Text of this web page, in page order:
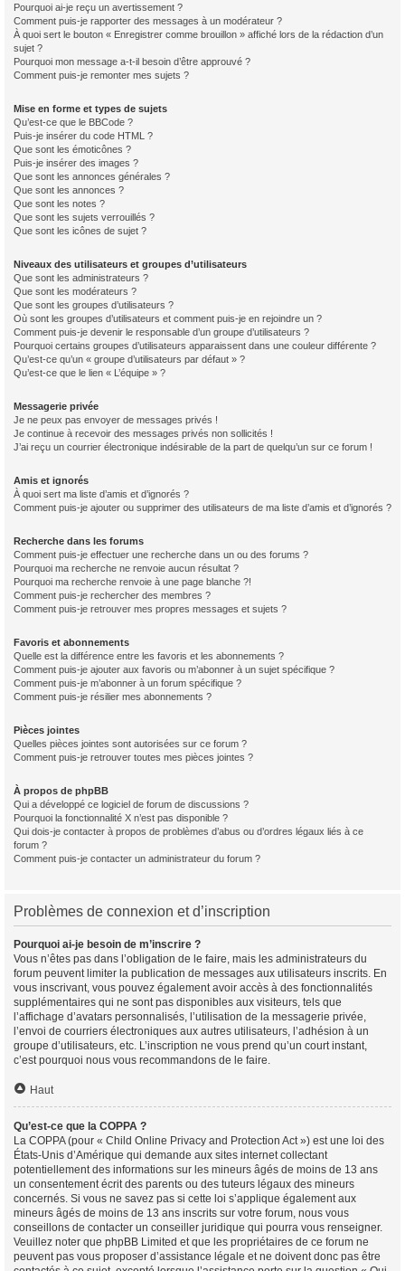
Pourquoi ai-je reçu un avertissement ?
Comment puis-je rapporter des messages à un modérateur ?
À quoi sert le bouton « Enregistrer comme brouillon » affiché lors de la rédaction d’un
sujet ?
Pourquoi mon message a-t-il besoin d’être approuvé ?
Comment puis-je remonter mes sujets ?
Mise en forme et types de sujets
Qu’est-ce que le BBCode ?
Puis-je insérer du code HTML ?
Que sont les émoticônes ?
Puis-je insérer des images ?
Que sont les annonces générales ?
Que sont les annonces ?
Que sont les notes ?
Que sont les sujets verrouillés ?
Que sont les icônes de sujet ?
Niveaux des utilisateurs et groupes d’utilisateurs
Que sont les administrateurs ?
Que sont les modérateurs ?
Que sont les groupes d’utilisateurs ?
Où sont les groupes d’utilisateurs et comment puis-je en rejoindre un ?
Comment puis-je devenir le responsable d’un groupe d’utilisateurs ?
Pourquoi certains groupes d’utilisateurs apparaissent dans une couleur différente ?
Qu’est-ce qu’un « groupe d’utilisateurs par défaut » ?
Qu’est-ce que le lien « L’équipe » ?
Messagerie privée
Je ne peux pas envoyer de messages privés !
Je continue à recevoir des messages privés non sollicités !
J’ai reçu un courrier électronique indésirable de la part de quelqu’un sur ce forum !
Amis et ignorés
À quoi sert ma liste d’amis et d’ignorés ?
Comment puis-je ajouter ou supprimer des utilisateurs de ma liste d’amis et d’ignorés ?
Recherche dans les forums
Comment puis-je effectuer une recherche dans un ou des forums ?
Pourquoi ma recherche ne renvoie aucun résultat ?
Pourquoi ma recherche renvoie à une page blanche ?!
Comment puis-je rechercher des membres ?
Comment puis-je retrouver mes propres messages et sujets ?
Favoris et abonnements
Quelle est la différence entre les favoris et les abonnements ?
Comment puis-je ajouter aux favoris ou m’abonner à un sujet spécifique ?
Comment puis-je m’abonner à un forum spécifique ?
Comment puis-je résilier mes abonnements ?
Pièces jointes
Quelles pièces jointes sont autorisées sur ce forum ?
Comment puis-je retrouver toutes mes pièces jointes ?
À propos de phpBB
Qui a développé ce logiciel de forum de discussions ?
Pourquoi la fonctionnalité X n’est pas disponible ?
Qui dois-je contacter à propos de problèmes d’abus ou d’ordres légaux liés à ce
forum ?
Comment puis-je contacter un administrateur du forum ?
Problèmes de connexion et d’inscription
Pourquoi ai-je besoin de m’inscrire ?
Vous n’êtes pas dans l’obligation de le faire, mais les administrateurs du
forum peuvent limiter la publication de messages aux utilisateurs inscrits. En
vous inscrivant, vous pouvez également avoir accès à des fonctionnalités
supplémentaires qui ne sont pas disponibles aux visiteurs, tels que
l’affichage d’avatars personnalisés, l’utilisation de la messagerie privée,
l’envoi de courriers électroniques aux autres utilisateurs, l’adhésion à un
groupe d’utilisateurs, etc. L’inscription ne vous prend qu’un court instant,
c’est pourquoi nous vous recommandons de le faire.
Haut
Qu’est-ce que la COPPA ?
La COPPA (pour « Child Online Privacy and Protection Act ») est une loi des
États-Unis d’Amérique qui demande aux sites internet collectant
potentiellement des informations sur les mineurs âgés de moins de 13 ans
un consentement écrit des parents ou des tuteurs légaux des mineurs
concernés. Si vous ne savez pas si cette loi s’applique également aux
mineurs âgés de moins de 13 ans inscrits sur votre forum, nous vous
conseillons de contacter un conseiller juridique qui pourra vous renseigner.
Veuillez noter que phpBB Limited et que les propriétaires de ce forum ne
peuvent pas vous proposer d’assistance légale et ne doivent donc pas être